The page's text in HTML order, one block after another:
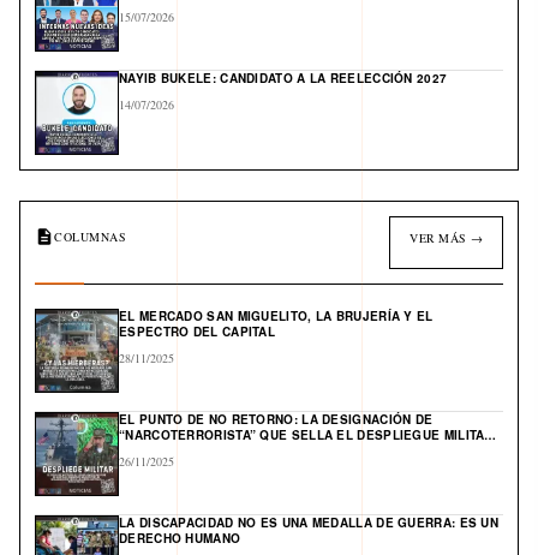
15/07/2026
NAYIB BUKELE: CANDIDATO A LA REELECCIÓN 2027
14/07/2026
COLUMNAS VER MÁS →
EL MERCADO SAN MIGUELITO, LA BRUJERÍA Y EL
ESPECTRO DEL CAPITAL
28/11/2025
EL PUNTO DE NO RETORNO: LA DESIGNACIÓN DE
“NARCOTERRORISTA” QUE SELLA EL DESPLIEGUE MILITAR
26/11/2025
LA DISCAPACIDAD NO ES UNA MEDALLA DE GUERRA: ES UN
DERECHO HUMANO